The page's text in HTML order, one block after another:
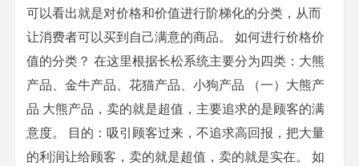
可以看出就是对价格和价值进行阶梯化的分类，从而
让消费者可以买到自己满意的商品。 如何进行价格价
值的分类？ 在这里根据长松系统主要分为四类：大熊
产品、金牛产品、花猫产品、小狗产品 （一）大熊产
品 大熊产品，卖的就是超值，主要追求的是顾客的满
意度。 目的：吸引顾客过来，不追求高回报，把大量
的利润让给顾客，卖的就是超值，卖的就是实在。 如